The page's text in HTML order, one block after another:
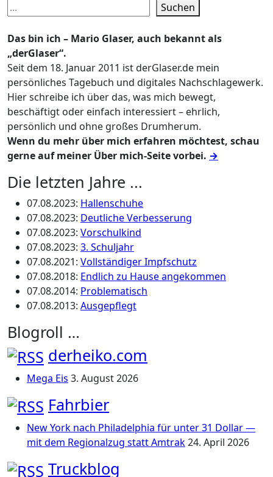
Suchen
Das bin ich – Mario Glaser, auch bekannt als
„derGlaser“.
Seit dem 18. Januar 2011 ist derGlaser.de mein
persönliches Tagebuch und digitales Nachschlagewerk.
Hier schreibe ich über das, was mich bewegt,
beschäftigt oder einfach interessiert – ehrlich,
persönlich und ohne großes Drumherum.
Wenn du mehr über mich erfahren möchtest, schau
gerne auf meiner Über mich-Seite vorbei. →
Die letzten Jahre ...
07.08.2023: Hallenschuhe
07.08.2023: Deutliche Verbesserung
07.08.2023: Vorschulkind
07.08.2023: 3. Schuljahr
07.08.2021: Vollständiger Impfschutz
07.08.2018: Endlich zu Hause angekommen
07.08.2014: Problematisch
07.08.2013: Ausgepflegt
Blogroll …
derheiko.com
Mega Eis 3. August 2026
Fahrbier
New York nach Philadelphia für unter 31 Dollar —
mit dem Regionalzug statt Amtrak24. April 2026
Truckblog